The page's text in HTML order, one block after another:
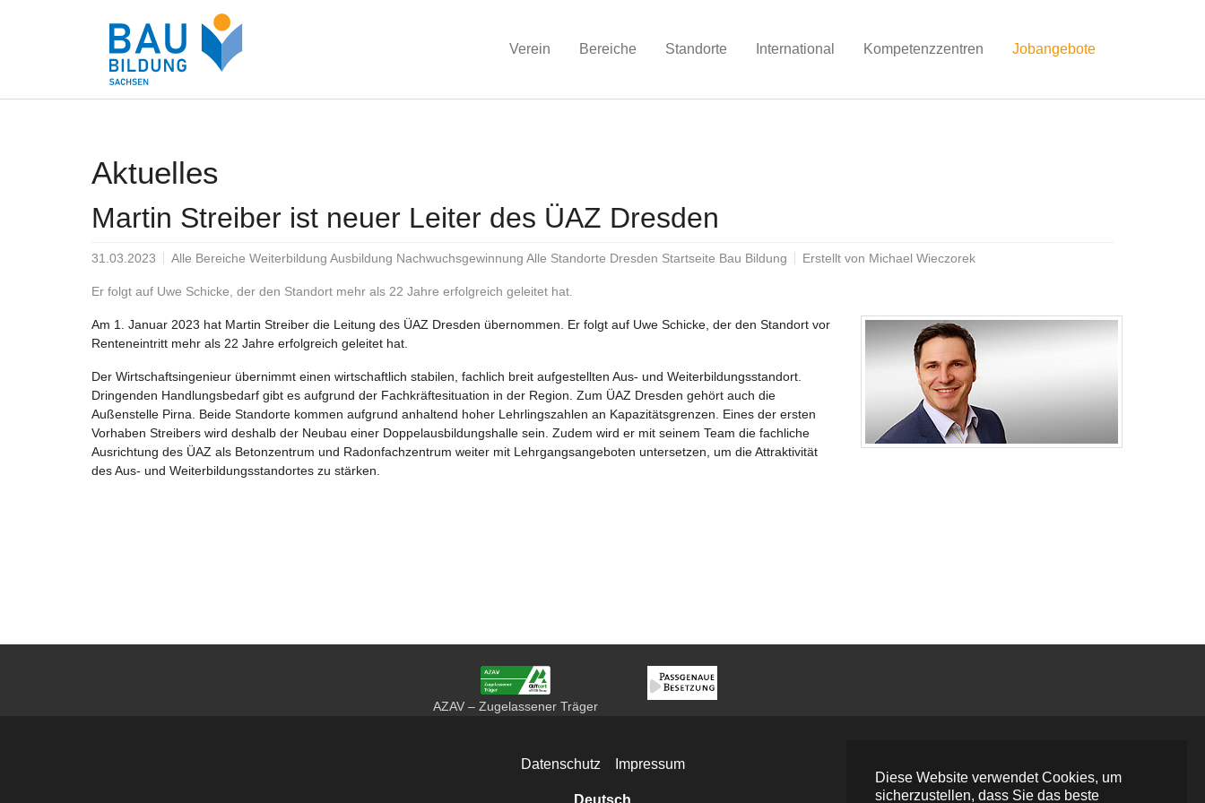
Diese Website verwendet Cookies, um
sicherzustellen, dass Sie das beste
Verein Bereiche Standorte International Kompetenzzentren Jobangebote
Aktuelles
Martin Streiber ist neuer Leiter des ÜAZ Dresden
31.03.2023 Alle Bereiche Weiterbildung Ausbildung Nachwuchsgewinnung Alle Standorte Dresden Startseite Bau Bildung Erstellt von Michael Wieczorek
Er folgt auf Uwe Schicke, der den Standort mehr als 22 Jahre erfolgreich geleitet hat.
Am 1. Januar 2023 hat Martin Streiber die Leitung des ÜAZ Dresden übernommen. Er folgt auf Uwe Schicke, der den Standort vor
Renteneintritt mehr als 22 Jahre erfolgreich geleitet hat.
Der Wirtschaftsingenieur übernimmt einen wirtschaftlich stabilen, fachlich breit aufgestellten Aus- und Weiterbildungsstandort.
Dringenden Handlungsbedarf gibt es aufgrund der Fachkräftesituation in der Region. Zum ÜAZ Dresden gehört auch die
Außenstelle Pirna. Beide Standorte kommen aufgrund anhaltend hoher Lehrlingszahlen an Kapazitätsgrenzen. Eines der ersten
Vorhaben Streibers wird deshalb der Neubau einer Doppelausbildungshalle sein. Zudem wird er mit seinem Team die fachliche
Ausrichtung des ÜAZ als Betonzentrum und Radonfachzentrum weiter mit Lehrgangsangeboten untersetzen, um die Attraktivität
des Aus- und Weiterbildungsstandortes zu stärken.
AZAV – Zugelassener Träger
Datenschutz Impressum
Deutsch